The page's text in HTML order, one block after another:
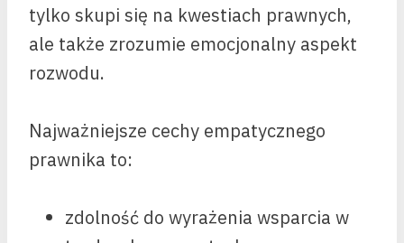
tylko skupi się na kwestiach prawnych,
ale także zrozumie emocjonalny aspekt
rozwodu.
Najważniejsze cechy empatycznego
prawnika to:
zdolność do wyrażenia wsparcia w